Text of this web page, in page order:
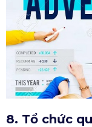
8. Tổ chức